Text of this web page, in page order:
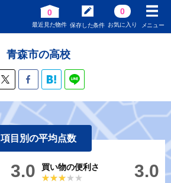
0
最近見た物件 保存した条件
0
お気に入り メニュー
青森市の高校
項目別の平均点数
3.0
買い物の便利さ
★★★★★
★★★★★ 3.0